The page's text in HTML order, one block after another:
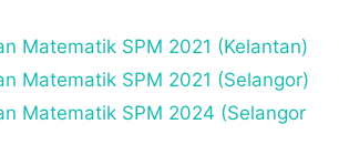
Matematik SPM 2021 (Kelantan)
Matematik SPM 2021 (Selangor)
Matematik SPM 2024 (Selangor